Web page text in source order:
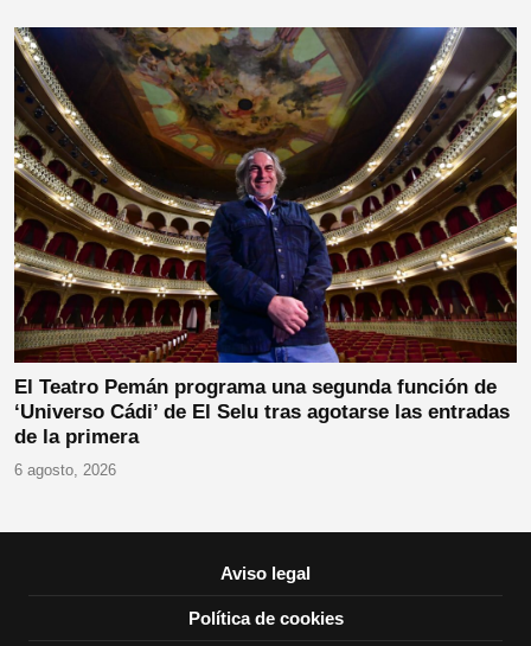
El Teatro Pemán programa una segunda función de
‘Universo Cádi’ de El Selu tras agotarse las entradas
de la primera
6 agosto, 2026
Aviso legal
Política de cookies